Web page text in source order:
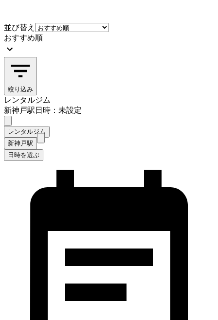
並び替え
おすすめ順
絞り込み
レンタルジム
新神戸駅日時：未設定
レンタルジム
新神戸駅
日時を選ぶ